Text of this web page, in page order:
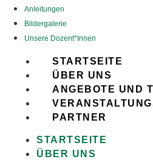
Anleitungen
Bildergalerie
Unsere Dozent*Innen
STARTSEITE
ÜBER UNS
ANGEBOTE UND
PARTNER
STARTSEITE
ÜBER UNS